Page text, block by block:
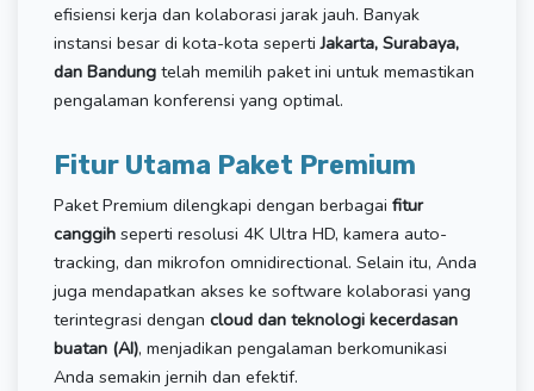
efisiensi kerja dan kolaborasi jarak jauh. Banyak
instansi besar di kota-kota sepertiJakarta, Surabaya,
dan Bandung telah memilih paket ini untuk memastikan
pengalaman konferensi yang optimal.
Fitur Utama Paket Premium
Paket Premium dilengkapi dengan berbagai fitur
canggih seperti resolusi 4K Ultra HD, kamera auto-
tracking, dan mikrofon omnidirectional. Selain itu, Anda
juga mendapatkan akses ke software kolaborasi yang
terintegrasi dengan cloud dan teknologi kecerdasan
buatan (AI), menjadikan pengalaman berkomunikasi
Anda semakin jernih dan efektif.